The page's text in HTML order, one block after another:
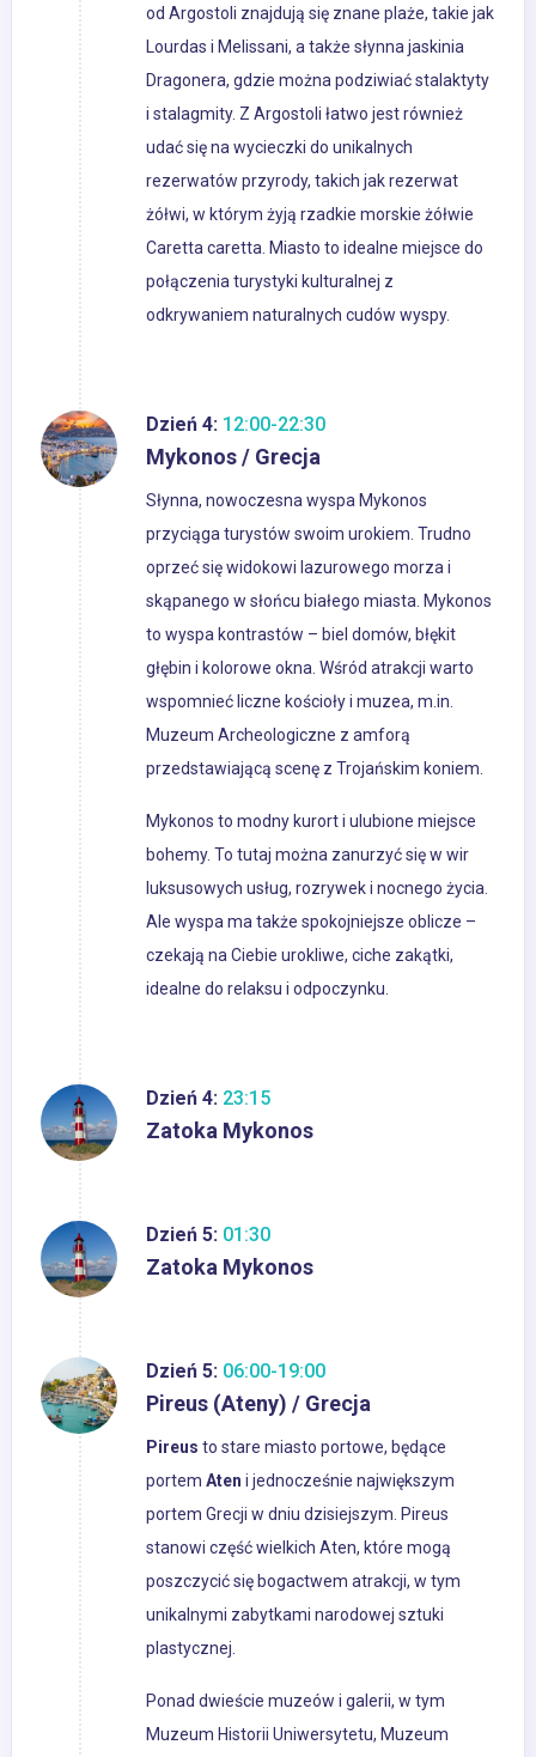
od Argostoli znajdują się znane plaże, takie jak
Lourdas i Melissani, a także słynna jaskinia
Dragonera, gdzie można podziwiać stalaktyty
i stalagmity. Z Argostoli łatwo jest również
udać się na wycieczki do unikalnych
rezerwatów przyrody, takich jak rezerwat
żółwi, w którym żyją rzadkie morskie żółwie
Caretta caretta. Miasto to idealne miejsce do
połączenia turystyki kulturalnej z
odkrywaniem naturalnych cudów wyspy.
Dzień 4: 12:00-22:30
Mykonos / Grecja
Słynna, nowoczesna wyspa Mykonos
przyciąga turystów swoim urokiem. Trudno
oprzeć się widokowi lazurowego morza i
skąpanego w słońcu białego miasta. Mykonos
to wyspa kontrastów – biel domów, błękit
głębin i kolorowe okna. Wśród atrakcji warto
wspomnieć liczne kościoły i muzea, m.in.
Muzeum Archeologiczne z amforą
przedstawiającą scenę z Trojańskim koniem.
Mykonos to modny kurort i ulubione miejsce
bohemy. To tutaj można zanurzyć się w wir
luksusowych usług, rozrywek i nocnego życia.
Ale wyspa ma także spokojniejsze oblicze –
czekają na Ciebie urokliwe, ciche zakątki,
idealne do relaksu i odpoczynku.
Dzień 4: 23:15
Zatoka Mykonos
Dzień 5: 01:30
Zatoka Mykonos
Dzień 5: 06:00-19:00
Pireus (Ateny) / Grecja
Pireus to stare miasto portowe, będące
portem Aten i jednocześnie największym
portem Grecji w dniu dzisiejszym. Pireus
stanowi część wielkich Aten, które mogą
poszczycić się bogactwem atrakcji, w tym
unikalnymi zabytkami narodowej sztuki
plastycznej.
Ponad dwieście muzeów i galerii, w tym
Muzeum Historii Uniwersytetu, Muzeum